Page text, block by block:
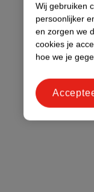
Wij gebruiken
persoonlijker
en zorgen we
cookies je
hoe we je